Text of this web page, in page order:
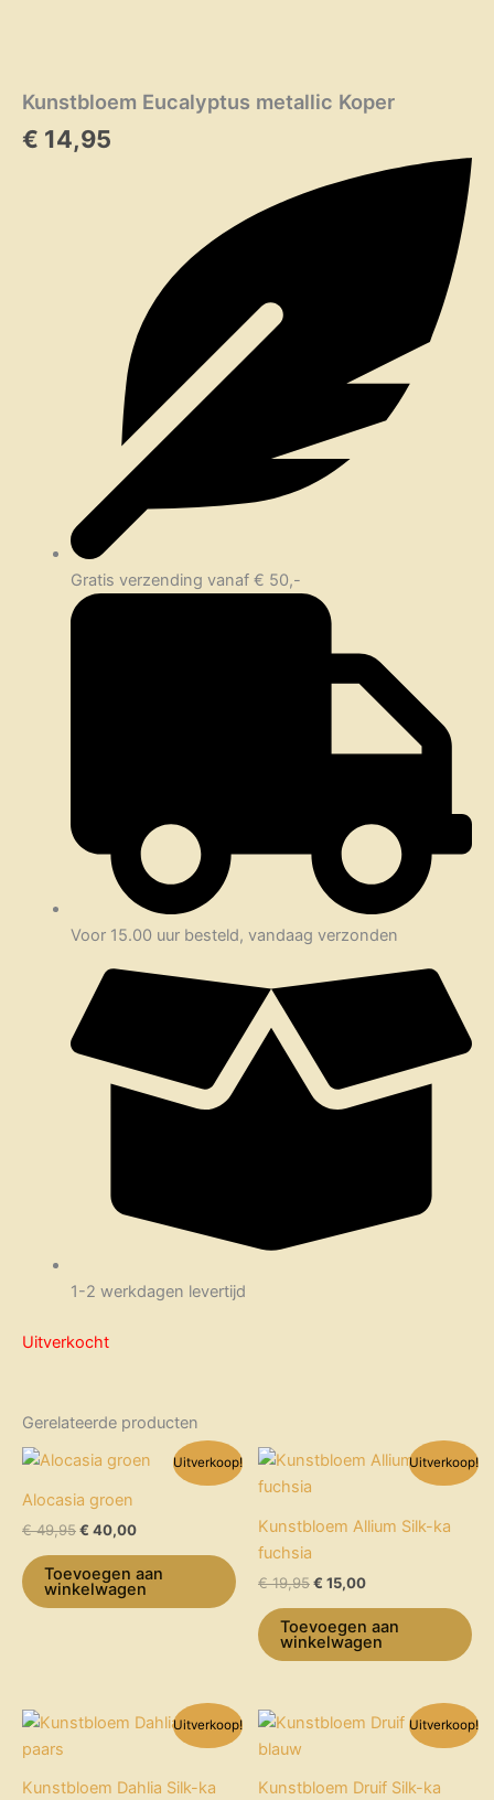
Kunstbloem Eucalyptus metallic Koper
€ 14,95
Gratis verzending vanaf € 50,-
Voor 15.00 uur besteld, vandaag verzonden
1-2 werkdagen levertijd
Uitverkocht
Gerelateerde producten
Uitverkoop!
Alocasia groen
€49,95
Oorspronkelijke
prijs
was:
€ 49,95.
€ 40,00
Huidige
Toevoegen aan
winkelwagen
Uitverkoop!
Kunstbloem Allium Silk-ka
fuchsia
€19,95
Oorspronkelijke
€ 15,00
Huidige
Toevoegen aan
winkelwagen
Uitverkoop!
Kunstbloem Dahlia Silk-ka
Oorspronkelijke
Huidige
Uitverkoop!
Kunstbloem Druif Silk-ka
Oorspronkelijke
Huidige